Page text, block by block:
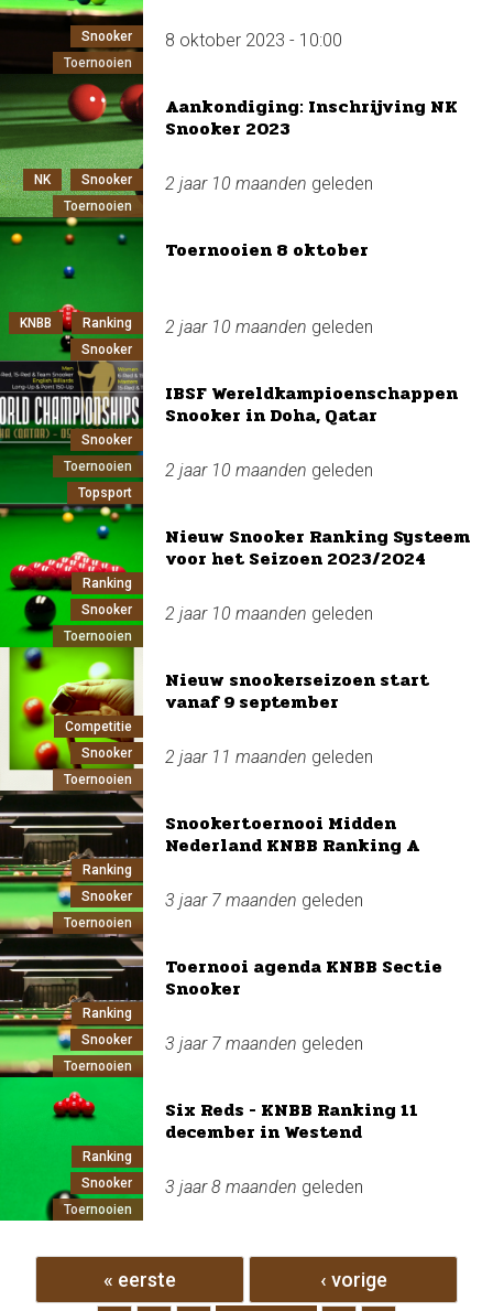
Snooker
Toernooien
8 oktober 2023 - 10:00
NK
Snooker
Toernooien
Aankondiging: Inschrijving NK
Snooker 2023
2 jaar 10 maanden geleden
KNBB
Ranking
Snooker
Toernooien 8 oktober
2 jaar 10 maanden geleden
Snooker
Toernooien
Topsport
IBSF Wereldkampioenschappen
Snooker in Doha, Qatar
2 jaar 10 maanden geleden
Ranking
Snooker
Toernooien
Nieuw Snooker Ranking Systeem
voor het Seizoen 2023/2024
2 jaar 10 maanden geleden
Competitie
Snooker
Toernooien
Nieuw snookerseizoen start
vanaf 9 september
2 jaar 11 maanden geleden
Ranking
Snooker
Toernooien
Snookertoernooi Midden
Nederland KNBB Ranking A
3 jaar 7 maanden geleden
Ranking
Snooker
Toernooien
Toernooi agenda KNBB Sectie
Snooker
3 jaar 7 maanden geleden
Ranking
Snooker
Toernooien
Six Reds - KNBB Ranking 11
december in Westend
3 jaar 8 maanden geleden
Pagina's
« eerste ‹ vorige